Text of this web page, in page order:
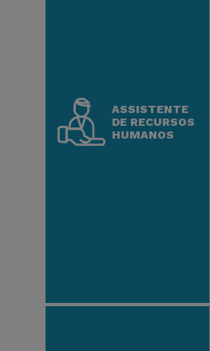
ASSISTENTE
DE RECURSOS
HUMANOS